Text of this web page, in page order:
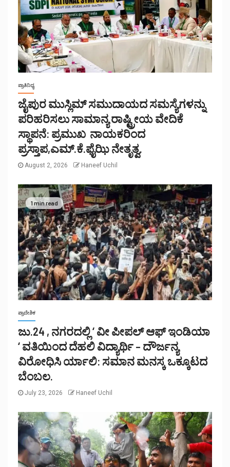
ಪ್ರಾತಿನಿಧ್ಯ
ಜೈಪುರ ಮುಸ್ಲಿಮ್ ಸಮುದಾಯದ ಸಮಸ್ಯೆಗಳನ್ನು
ಪರಿಹರಿಸಲು ಸಾಮಾನ್ಯ ರಾಷ್ಟ್ರೀಯ ವೇದಿಕೆ
ಸ್ಥಾಪನೆ: ಪ್ರಮುಖ ನಾಯಕರಿಂದ
ಪ್ರಸ್ತಾಪ,ಎಮ್.ಕೆ.ಫೈಝಿ ನೇತೃತ್ವ.
August 2, 2026 Haneef Uchil
1 min read
ಪ್ರಾದೇಶಿಕ
ಜು.24 , ನಗರದಲ್ಲಿ ‘ ವೀ ಪೀಪಲ್ ಆಫ್ ಇಂಡಿಯಾ
‘ ವತಿಯಿಂದ ದೆಹಲಿ ವಿದ್ಯಾರ್ಥಿ – ದೌರ್ಜನ್ಯ
ವಿರೋಧಿಸಿ ರ್ಯಾಲಿ: ಸಮಾನ ಮನಸ್ಕ ಒಕ್ಕೂಟದ
ಬೆಂಬಲ.
July 23, 2026 Haneef Uchil